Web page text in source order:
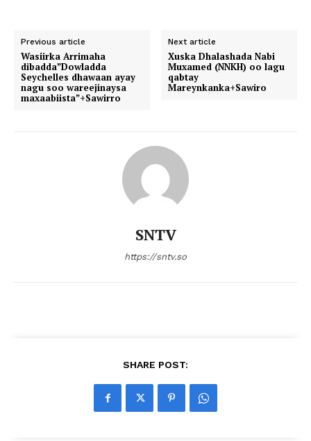
Previous article
Wasiirka Arrimaha
dibadda”Dowladda
Seychelles dhawaan ayay
nagu soo wareejinaysa
maxaabiista”+Sawirro
Next article
Xuska Dhalashada Nabi
Muxamed (NNKH) oo lagu
qabtay
Mareynkanka+Sawiro
SNTV
https://sntv.so
SHARE POST: